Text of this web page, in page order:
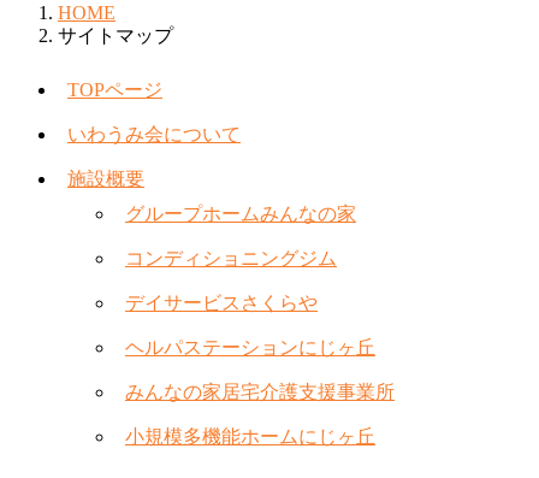
HOME
サイトマップ
TOPページ
いわうみ会について
施設概要
グループホームみんなの家
コンディショニングジム
デイサービスさくらや
ヘルパステーションにじヶ丘
みんなの家居宅介護支援事業所
小規模多機能ホームにじヶ丘